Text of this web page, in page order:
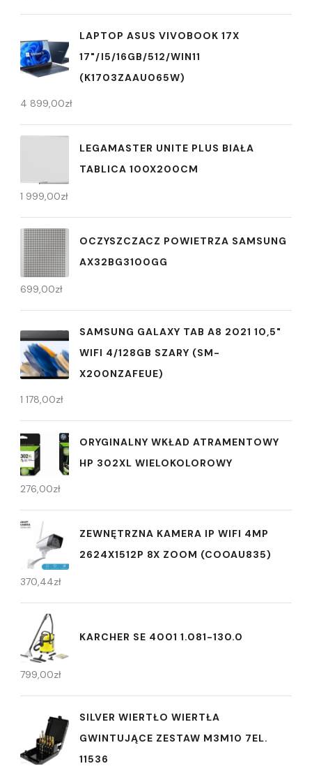
LAPTOP ASUS VIVOBOOK 17X
17"/I5/16GB/512/WIN11
(K1703ZAAU065W)
4 899,00zł
LEGAMASTER UNITE PLUS BIAŁA
TABLICA 100X200CM
1 999,00zł
OCZYSZCZACZ POWIETRZA SAMSUNG
AX32BG3100GG
699,00zł
SAMSUNG GALAXY TAB A8 2021 10,5"
WIFI 4/128GB SZARY (SM-
X200NZAFEUE)
1 178,00zł
ORYGINALNY WKŁAD ATRAMENTOWY
HP 302XL WIELOKOLOROWY
276,00zł
ZEWNĘTRZNA KAMERA IP WIFI 4MP
2624X1512P 8X ZOOM (COOAU835)
370,44zł
KARCHER SE 4001 1.081-130.0
799,00zł
SILVER WIERTŁO WIERTŁA
GWINTUJĄCE ZESTAW M3M10 7EL.
11536